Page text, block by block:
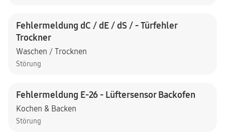
Fehlermeldung dC / dE / dS / - Türfehler
Trockner
Waschen / Trocknen
Störung
Fehlermeldung E-26 - Lüftersensor Backofen
Kochen & Backen
Störung